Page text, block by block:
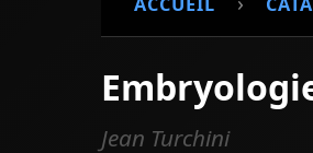
Jean Turchini